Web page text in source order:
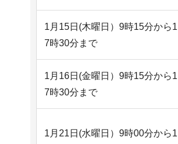
1月15日(木曜日）9時15分から1
7時30分まで
1月16日(金曜日）9時15分から1
7時30分まで
1月21日(水曜日）9時00分から1